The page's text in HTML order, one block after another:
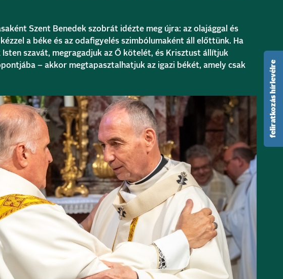
Szent Benedek szobrát idézte meg újra: az olajággal és
a béke és az odafigyelés szimbólumaként áll előttünk. Ha
Isten szavát, megragadjuk az Ő kötelét, és Krisztust állítjuk
– akkor megtapasztalhatjuk az igazi békét, amely csak
feliratkozás hírlevélre